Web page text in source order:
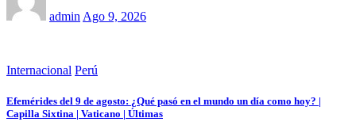
admin Ago 9, 2026
Internacional Perú
Efemérides del 9 de agosto: ¿Qué pasó en el mundo un día como hoy? |
Capilla Sixtina | Vaticano | Últimas